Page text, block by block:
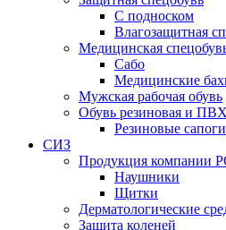
С подноском
Влагозащитная
Медицинская
Сабо
Медицинские
Мужская рабочая обувь
Обувь резиновая и ПВХ
Резиновые сапоги
СИЗ
Продукция компании
Наушники
Щитки
Дерматологические
Защита коленей